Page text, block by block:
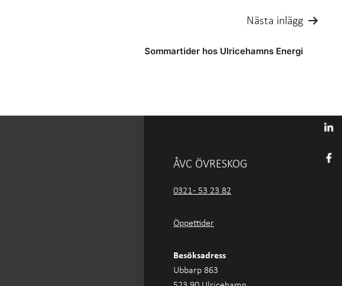
Nästa inlägg
Sommartider hos Ulricehamns Energi
ÅVC ÖVRESKOG
0321 - 53 23 82
Öppettider
Besöksadress
Ubbarp 863